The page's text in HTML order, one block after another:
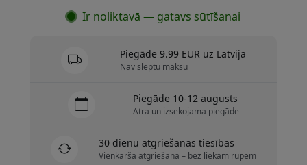
Ir noliktavā — gatavs sūtīšanai
Piegāde 9.99 EUR uz Latvija
Nav slēptu maksu
Piegāde 10-12 augusts
Ātra un izsekojama piegāde
30 dienu atgriešanas tiesības
Vienkārša atgriešana – bez liekām rūpēm